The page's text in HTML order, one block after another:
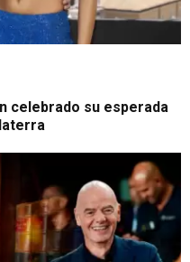
celebrado su esperada